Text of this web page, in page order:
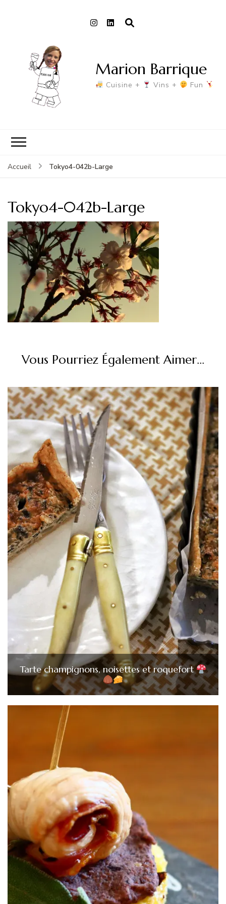
Marion Barrique
Cuisine + Vins + Fun
Accueil Tokyo4-042b-Large
Tokyo4-042b-Large
Vous Pourriez Également Aimer...
Tarte champignons, noisettes et roquefort